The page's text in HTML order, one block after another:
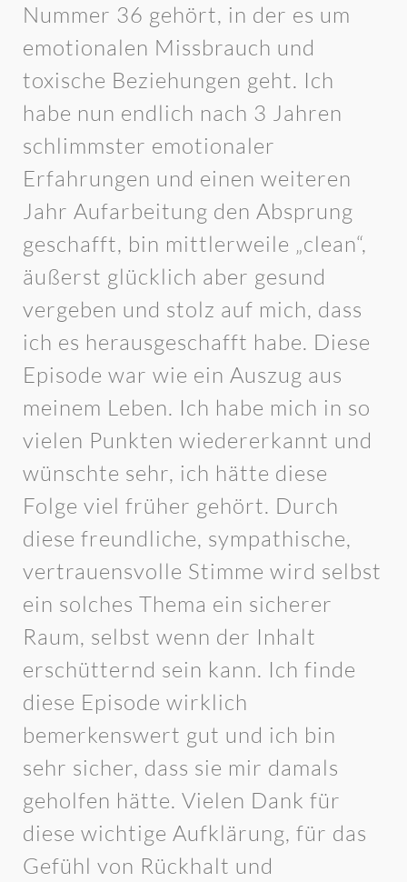
Nummer 36 gehört, in der es um
emotionalen Missbrauch und
toxische Beziehungen geht. Ich
habe nun endlich nach 3 Jahren
schlimmster emotionaler
Erfahrungen und einen weiteren
Jahr Aufarbeitung den Absprung
geschafft, bin mittlerweile „clean“,
äußerst glücklich aber gesund
vergeben und stolz auf mich, dass
ich es herausgeschafft habe. Diese
Episode war wie ein Auszug aus
meinem Leben. Ich habe mich in so
vielen Punkten wiedererkannt und
wünschte sehr, ich hätte diese
Folge viel früher gehört. Durch
diese freundliche, sympathische,
vertrauensvolle Stimme wird selbst
ein solches Thema ein sicherer
Raum, selbst wenn der Inhalt
erschütternd sein kann. Ich finde
diese Episode wirklich
bemerkenswert gut und ich bin
sehr sicher, dass sie mir damals
geholfen hätte. Vielen Dank für
diese wichtige Aufklärung, für das
Gefühl von Rückhalt und